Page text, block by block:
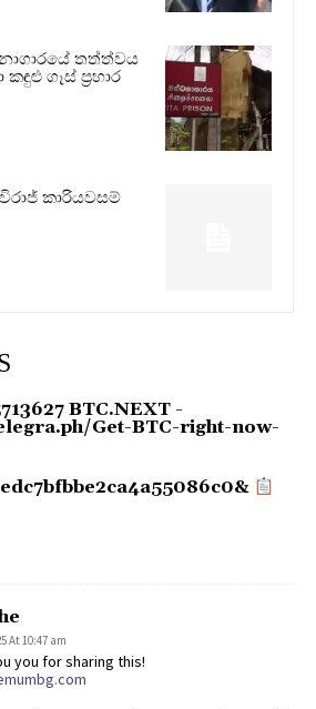
තත්ත්වය
ගෑස් ප්‍රහාර
කාරියවසම්
BTC.NEXT -
Get-BTC-right-now-
At 10:47 am
you for sharing this!